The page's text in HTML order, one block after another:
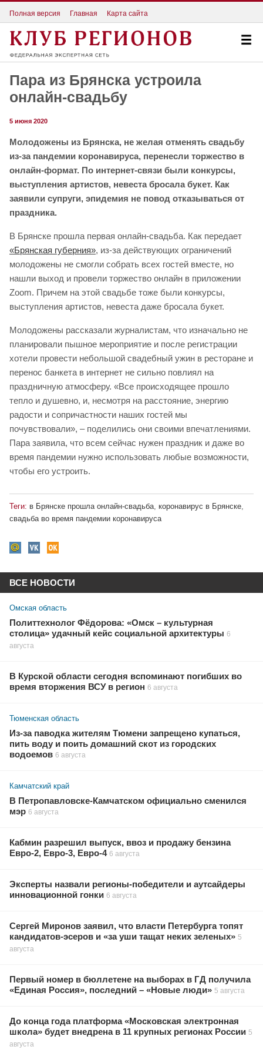
Полная версия Главная Карта сайта
Пара из Брянска устроила
онлайн-свадьбу
5 июня 2020
Молодожены из Брянска, не желая отменять свадьбу
из-за пандемии коронавируса, перенесли торжество в
онлайн-формат. По интернет-связи были конкурсы,
выступления артистов, невеста бросала букет. Как
заявили супруги, эпидемия не повод отказываться от
праздника.
В Брянске прошла первая онлайн-свадьба. Как передает
«Брянская губерния», из-за действующих ограничений
молодожены не смогли собрать всех гостей вместе, но
нашли выход и провели торжество онлайн в приложении
Zoom. Причем на этой свадьбе тоже были конкурсы,
выступления артистов, невеста даже бросала букет.
Молодожены рассказали журналистам, что изначально не
планировали пышное мероприятие и после регистрации
хотели провести небольшой свадебный ужин в ресторане и
перенос банкета в интернет не сильно повлиял на
праздничную атмосферу. «Все происходящее прошло
тепло и душевно, и, несмотря на расстояние, энергию
радости и сопричастности наших гостей мы
почувствовали», – поделились они своими впечатлениями.
Пара заявила, что всем сейчас нужен праздник и даже во
время пандемии нужно использовать любые возможности,
чтобы его устроить.
Теги: в Брянске прошла онлайн-свадьба коронавирус в Брянске
свадьба во время пандемии коронавируса
ВСЕ НОВОСТИ
Омская область
Политтехнолог Фёдорова: «Омск – культурная
столица» удачный кейс социальной архитектуры 6
августа
В Курской области сегодня вспоминают погибших во
время вторжения ВСУ в регион 6 августа
Тюменская область
Из-за паводка жителям Тюмени запрещено купаться,
пить воду и поить домашний скот из городских
водоемов 6 августа
Камчатский край
В Петропавловске-Камчатском официально сменился
мэр 6 августа
Кабмин разрешил выпуск, ввоз и продажу бензина
Евро-2, Евро-3, Евро-4 6 августа
Эксперты назвали регионы-победители и аутсайдеры
инновационной гонки 6 августа
Сергей Миронов заявил, что власти Петербурга топят
кандидатов-эсеров и «за уши тащат неких зеленых» 5
августа
Первый номер в бюллетене на выборах в ГД получила
«Единая Россия», последний – «Новые люди» 5 августа
До конца года платформа «Московская электронная
школа» будет внедрена в 11 крупных регионах России 5
августа